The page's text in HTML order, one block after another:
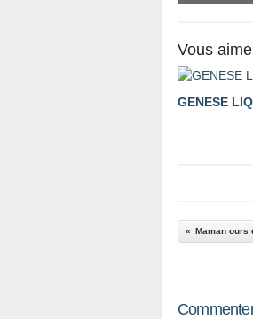
Vous
GENESE
Maman ours